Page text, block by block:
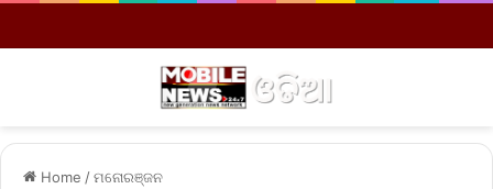
Home /ମନୋରଞ୍ଜନ